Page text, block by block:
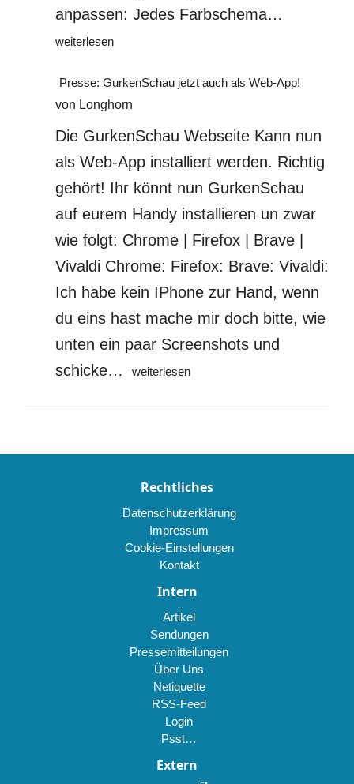
anpassen: Jedes Farbschema…
Update
2.6
weiterlesen
Presse: GurkenSchau jetzt auch als Web-App!
von Longhorn
Die GurkenSchau Webseite Kann nun
als Web-App installiert werden. Richtig
gehört! Ihr könnt nun GurkenSchau
auf eurem Handy installieren un zwar
wie folgt: Chrome | Firefox | Brave |
Vivaldi Chrome: Firefox: Brave: Vivaldi:
Ich habe kein IPhone zur Hand, wenn
du eins hast mache mir doch bitte, wie
unten ein paar Screenshots und
schicke…
Presse:
App!
weiterlesen
Rechtliches
Datenschutzerklärung
Impressum
Cookie-Einstellungen
Kontakt
Intern
Artikel
Sendungen
Pressemitteilungen
Über Uns
Netiquette
RSS-Feed
Login
Psst…
Extern